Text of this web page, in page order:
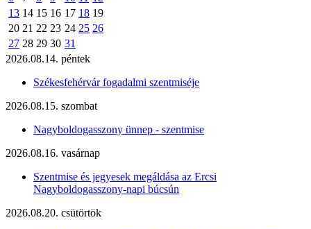
13 14 15 16 17 18 19
20 21 22 23 24 25 26
27 28 29 30 31
2026.08.14. péntek
Székesfehérvár fogadalmi szentmiséje
2026.08.15. szombat
Nagyboldogasszony ünnep - szentmise
2026.08.16. vasárnap
Szentmise és jegyesek megáldása az Ercsi
Nagyboldogasszony-napi búcsún
2026.08.20. csütörtök